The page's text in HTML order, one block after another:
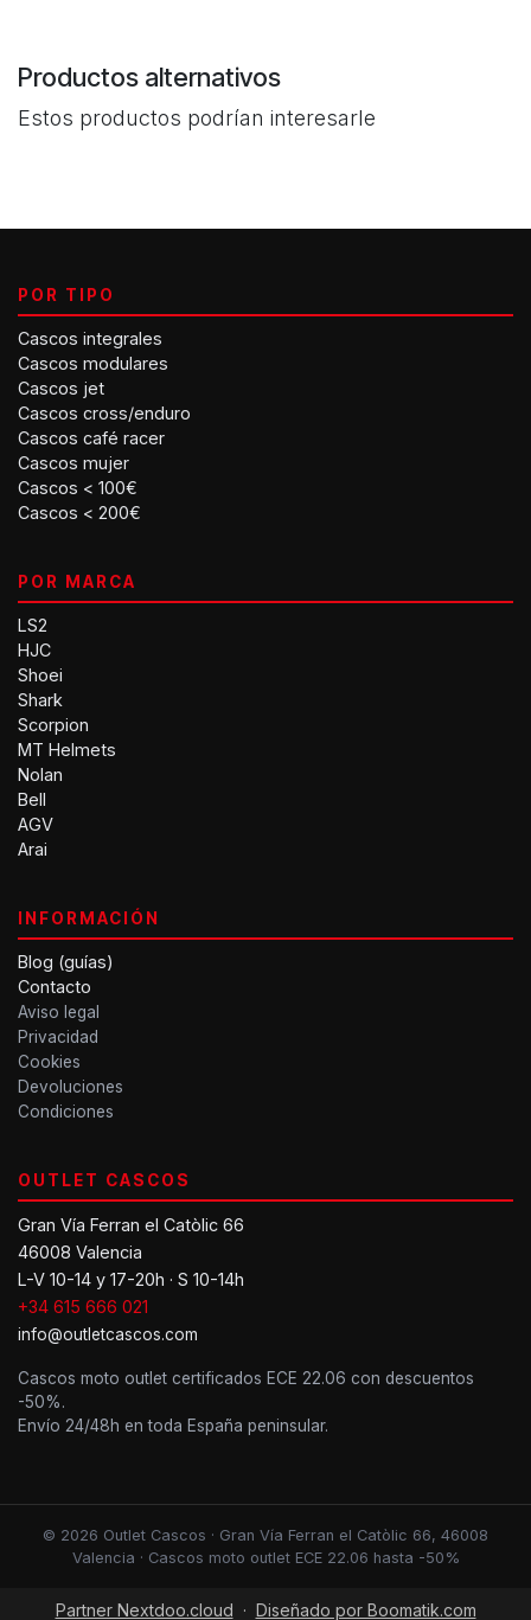
Productos alternativos
Estos productos podrían interesarle
POR TIPO
Cascos integrales
Cascos modulares
Cascos jet
Cascos cross/enduro
Cascos café racer
Cascos mujer
Cascos < 100€
Cascos < 200€
POR MARCA
LS2
HJC
Shoei
Shark
Scorpion
MT Helmets
Nolan
Bell
AGV
Arai
INFORMACIÓN
Blog (guías)
Contacto
Aviso legal
Privacidad
Cookies
Devoluciones
Condiciones
OUTLET CASCOS
Gran Vía Ferran el Catòlic 66
46008 Valencia
L-V 10-14 y 17-20h · S 10-14h
+34 615 666 021
info@outletcascos.com
Cascos moto outlet certificados ECE 22.06 con descuentos
-50%.
Envío 24/48h en toda España peninsular.
© 2026 Outlet Cascos · Gran Vía Ferran el Catòlic 66, 46008
Valencia · Cascos moto outlet ECE 22.06 hasta -50%
Partner Nextdoo.cloud · Diseñado por Boomatik.com